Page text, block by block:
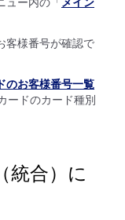
客様番号が確認で
のお客様番号一覧
ードのカード種別
統合）に